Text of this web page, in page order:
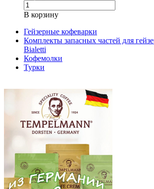
В корзину
Гейзерные кофеварки
Комплекты запасных частей для
Bialetti
Кофемолки
Турки